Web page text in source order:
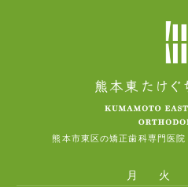
熊本市東区の矯正歯科専門医
月 火